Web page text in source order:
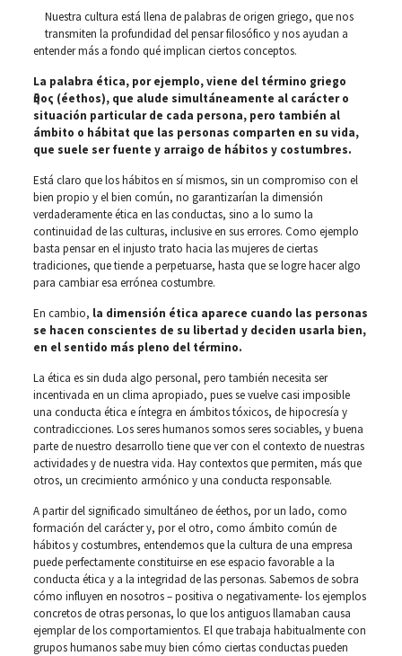
Nuestra cultura está llena de palabras de origen griego, que nos
transmiten la profundidad del pensar filosófico y nos ayudan a
entender más a fondo qué implican ciertos conceptos.
La palabra ética, por ejemplo, viene del término griego
ἢθος (éethos), que alude simultáneamente al carácter o
situación particular de cada persona, pero también al
ámbito o hábitat que las personas comparten en su vida,
que suele ser fuente y arraigo de hábitos y costumbres.
Está claro que los hábitos en sí mismos, sin un compromiso con el
bien propio y el bien común, no garantizarían la dimensión
verdaderamente ética en las conductas, sino a lo sumo la
continuidad de las culturas, inclusive en sus errores. Como ejemplo
basta pensar en el injusto trato hacia las mujeres de ciertas
tradiciones, que tiende a perpetuarse, hasta que se logre hacer algo
para cambiar esa errónea costumbre.
En cambio, la dimensión ética aparece cuando las personas
se hacen conscientes de su libertad y deciden usarla bien,
en el sentido más pleno del término.
La ética es sin duda algo personal, pero también necesita ser
incentivada en un clima apropiado, pues se vuelve casi imposible
una conducta ética e íntegra en ámbitos tóxicos, de hipocresía y
contradicciones. Los seres humanos somos seres sociables, y buena
parte de nuestro desarrollo tiene que ver con el contexto de nuestras
actividades y de nuestra vida. Hay contextos que permiten, más que
otros, un crecimiento armónico y una conducta responsable.
A partir del significado simultáneo de éethos, por un lado, como
formación del carácter y, por el otro, como ámbito común de
hábitos y costumbres, entendemos que la cultura de una empresa
puede perfectamente constituirse en ese espacio favorable a la
conducta ética y a la integridad de las personas. Sabemos de sobra
cómo influyen en nosotros – positiva o negativamente- los ejemplos
concretos de otras personas, lo que los antiguos llamaban causa
ejemplar de los comportamientos. El que trabaja habitualmente con
grupos humanos sabe muy bien cómo ciertas conductas pueden